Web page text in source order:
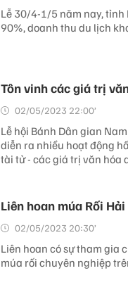
Lễ 30/4-1/5 năm nay,
90%, doanh thu du lịch
Tôn vinh các giá trị
02/05/2023 22:00’
Lễ hội Bánh Dân gian
diễn ra nhiều hoạt động
tài tử - các giá trị văn hóa
Liên hoan múa Rối
02/05/2023 20:30’
Liên hoan có sự tham gia
múa rối chuyên nghiệp